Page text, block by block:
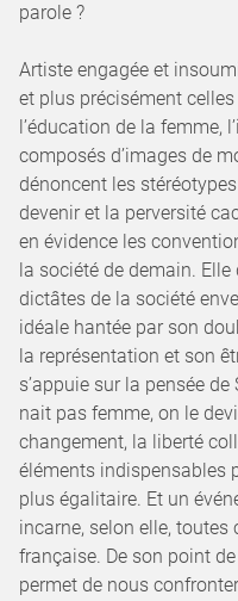
parole ?
Artiste engagée et
et plus précisément
l’éducation de la femme,
composés d’images de
dénoncent les
devenir et la perversité
en évidence les
la société de demain.
dictâtes de la société
idéale hantée par son
la représentation et son
s’appuie sur la pensée
nait pas femme, on le
changement, la liberté
éléments indispensables
plus égalitaire. Et un
incarne, selon elle, toutes
française. De son point
permet de nous